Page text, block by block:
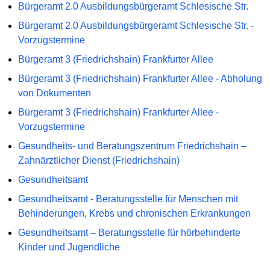
Bürgeramt 2.0 Ausbildungsbürgeramt Schlesische Str.
Bürgeramt 2.0 Ausbildungsbürgeramt Schlesische Str. -
Vorzugstermine
Bürgeramt 3 (Friedrichshain) Frankfurter Allee
Bürgeramt 3 (Friedrichshain) Frankfurter Allee - Abholung
von Dokumenten
Bürgeramt 3 (Friedrichshain) Frankfurter Allee -
Vorzugstermine
Gesundheits- und Beratungszentrum Friedrichshain –
Zahnärztlicher Dienst (Friedrichshain)
Gesundheitsamt
Gesundheitsamt - Beratungsstelle für Menschen mit
Behinderungen, Krebs und chronischen Erkrankungen
Gesundheitsamt – Beratungsstelle für hörbehinderte
Kinder und Jugendliche